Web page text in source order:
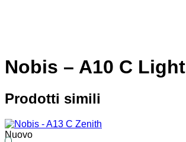
Nobis – A10 C Light
Prodotti simili
Nuovo